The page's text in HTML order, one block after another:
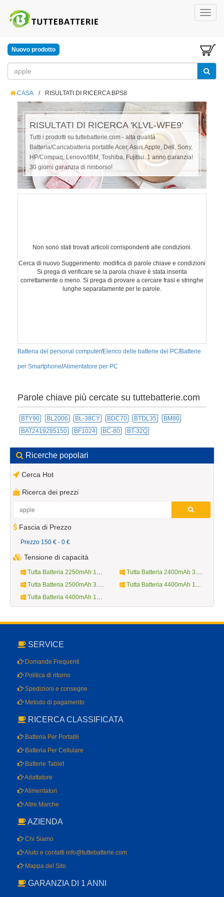
Nuovo prodotto
CASA / RISULTATI DI RICERCA BPS8
RISULTATI DI RICERCA 'KLVL-WFE9'
Tutti i prodotti su tuttebatterie.com - alta qualità
Batteria/Caricabatteria portatile Acer, Asus,Apple, Dell, Sony,
HP/Compaq, Lenovo/IBM, Toshiba, Fujitsu. 1 anno garanzia!
30 giorni garanzia di rimborso!
Non sono stati trovati articoli corrispondenti alle condizioni.
Cerca di nuovo Suggerimento: modifica di parole chiave e condizioni
Si prega di verificare se la parola chiave è stata inserita
correttamente o meno. Si prega di provare a cercare frasi e stringhe
lunghe separatamente per le parole.
Batteria del personal computer/Elenco delle batterie del PC/Batterie
per Smartphone/Alimentatore per PC
Parole chiave più cercate su tuttebatterie.com
BTY90 BL2006 BL-38CY BDC70 BTDL35
BM80
BAT2419285150
BF1024 BC-80 BT-32Q
Ricerche popolari
Cerca Hot
Ricerca dei prezzi
Fascia di Prezzo
Prezzo 150 € - 0 €
Tensione di capacità
Tutta Batteria 2250mAh 10.8V
Tutta Batteria 2400mAh 3.7V
Tutta Batteria 2500mAh 3.8V
Tutta Batteria 4400mAh 11.1V
Tutta Batteria 4400mAh 14.4V
SERVICE
Domande Frequenti
Politica di ritorno
Spedizioni e consegne
Metodo di pagamento
RICERCA CLASSIFICATA
Batteria Per Portatili
Batteria Per Cellulare
Batterie Tablet
Adattatore
Alimentatori
Altre Marche
AZIENDA
Chi Siamo
Aiuto e contatti info@tuttebatterie.com
Mappa del Sito
GARANZIA DI 1 ANNI